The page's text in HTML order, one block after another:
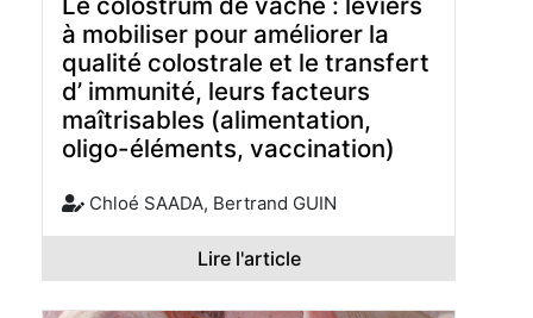
à mobiliser pour améliorer la
qualité colostrale et le transfert
d’ immunité, leurs facteurs
maîtrisables (alimentation,
oligo-éléments, vaccination)
Chloé SAADA, Bertrand GUIN
Lire l'article